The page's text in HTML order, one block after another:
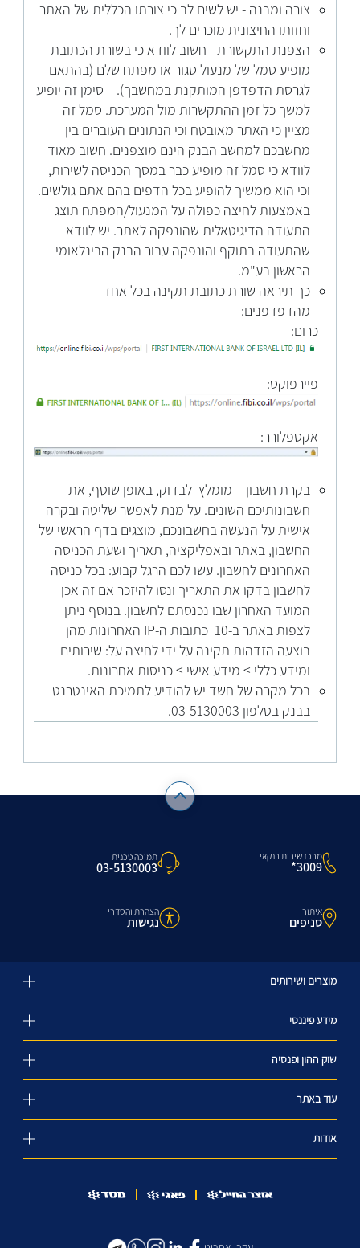
צורה ומבנה - יש לשים לב כי צורתו הכללית של האתר
וחזותו החיצונית מוכרים לך.
הצפנת התקשורת - חשוב לוודא כי בשורת הכתובת
מופיע סמל של מנעול סגור או מפתח שלם (בהתאם
לגרסת הדפדפן המותקנת במחשבך). סימן זה יופיע
למשך כל זמן ההתקשרות מול המערכת. סמל זה
מציין כי האתר מאובטח וכי הנתונים העוברים בין
מחשבכם למחשב הבנק הינם מוצפנים. חשוב מאוד
לוודא כי סמל זה מופיע כבר במסך הכניסה לשירות,
וכי הוא ממשיך להופיע בכל הדפים בהם אתם גולשים.
באמצעות לחיצה כפולה על המנעול/המפתח תוצג
התעודה הדיגיטאלית שהונפקה לאתר. יש לוודא
שהתעודה בתוקף והונפקה עבור הבנק הבינלאומי
הראשון בע"מ.
כך תיראה שורת כתובת תקינה בכל אחד
מהדפדפנים:
כרום:
פיירפוקס:
אקספלורר:
בקרת חשבון - מומלץ לבדוק, באופן שוטף, את
חשבונותיכם השונים. על מנת לאפשר שליטה ובקרה
אישית על הנעשה בחשבונכם, מוצגים בדף הראשי של
החשבון, באתר ובאפליקציה, תאריך ושעת הכניסה
האחרונים לחשבון. עשו לכם הרגל קבוע: בכל כניסה
לחשבון בדקו את התאריך ונסו להיזכר אם זה אכן
המועד האחרון שבו נכנסתם לחשבון. בנוסף ניתן
לצפות באתר ב-10 כתובות ה-IP האחרונות מהן
בוצעה הזדהות תקינה על ידי לחיצה על: שירותים
ומידע כללי > מידע אישי > כניסות אחרונות.
בכל מקרה של חשד יש להודיע לתמיכת האינטרנט
בבנק בטלפון 03-5130003.
מרכז שירות בנקאי
3009*
תמיכה טכנית
03-5130003
איתור
סניפים
הצהרת והסדרי
נגישות
מוצרים ושירותים
מידע פיננסי
שוק ההון ופנסיה
עוד באתר
אודות